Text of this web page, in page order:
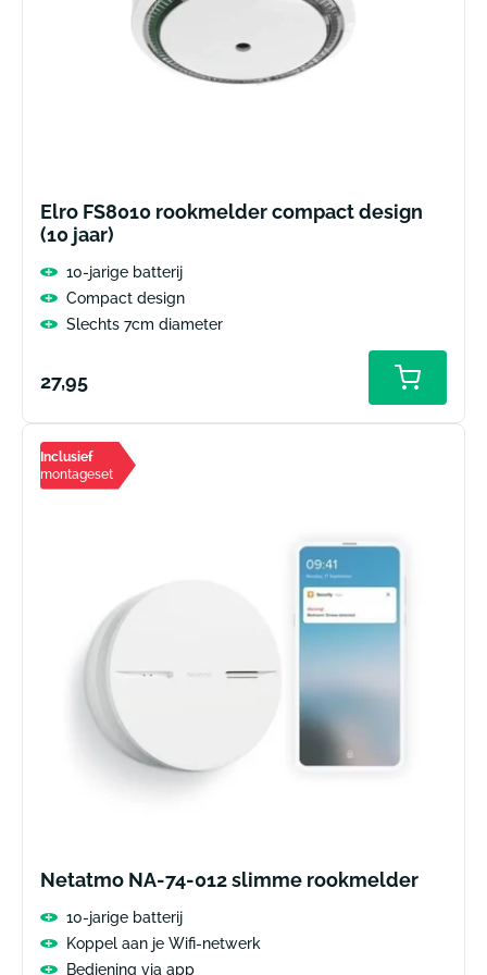
Elro FS8010 rookmelder compact design
(10 jaar)
10-jarige batterij
Compact design
Slechts 7cm diameter
Normale
27,95
Inclusief
montageset
Netatmo NA-74-012 slimme rookmelder
10-jarige batterij
Koppel aan je Wifi-netwerk
Bediening via app